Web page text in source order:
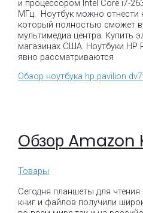
и процессором Intel Core i7-
МГц. Ноутбук можно отнести
который полностью сможет
мультимедиа центра. Купить
магазинах США. Ноутбуки HP
явно рассматриваются
Обзор ноутбука hp pavilion dv7
Обзор Amazon
Товары
Сегодня планшеты для чтения
книг и файлов получили